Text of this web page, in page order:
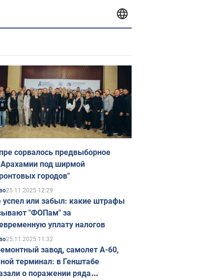
сорвалось предвыборное
Арахамии под ширмой
городов"
25.11.2025 12:29
успел или забыл: какие штрафы
"ФОПам" за
уплату налогов
25.11.2025 11:32
завод, самолет А-60,
терминал: в Генштабе
о поражении ряда